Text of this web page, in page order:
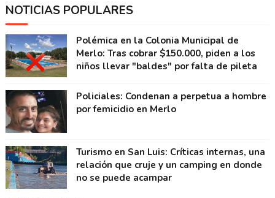
NOTICIAS POPULARES
Polémica en la Colonia Municipal de
Merlo: Tras cobrar $150.000, piden a los
niños llevar "baldes" por falta de pileta
Policiales: Condenan a perpetua a hombre
por femicidio en Merlo
Turismo en San Luis: Críticas internas, una
relación que cruje y un camping en donde
no se puede acampar